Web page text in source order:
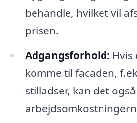
behandle, hvilket vil
prisen.
Adgangsforhold:
komme til facaden,
stilladser, kan det